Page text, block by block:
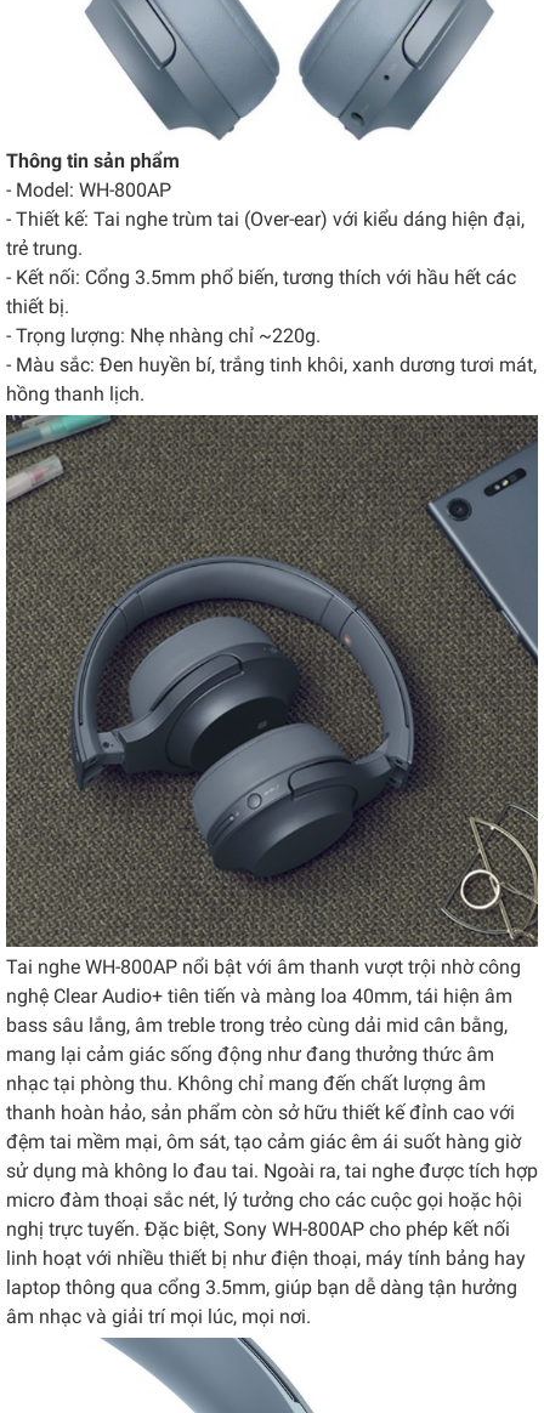
Thông tin sản phẩm
- Model: WH-800AP
- Thiết kế: Tai nghe trùm tai (Over-ear) với kiểu dáng hiện đại,
trẻ trung.
- Kết nối: Cổng 3.5mm phổ biến, tương thích với hầu hết các
thiết bị.
- Trọng lượng: Nhẹ nhàng chỉ ~220g.
- Màu sắc: Đen huyền bí, trắng tinh khôi, xanh dương tươi mát,
hồng thanh lịch.
Tai nghe WH-800AP nổi bật với âm thanh vượt trội nhờ công
nghệ Clear Audio+ tiên tiến và màng loa 40mm, tái hiện âm
bass sâu lắng, âm treble trong trẻo cùng dải mid cân bằng,
mang lại cảm giác sống động như đang thưởng thức âm
nhạc tại phòng thu. Không chỉ mang đến chất lượng âm
thanh hoàn hảo, sản phẩm còn sở hữu thiết kế đỉnh cao với
đệm tai mềm mại, ôm sát, tạo cảm giác êm ái suốt hàng giờ
sử dụng mà không lo đau tai. Ngoài ra, tai nghe được tích hợp
micro đàm thoại sắc nét, lý tưởng cho các cuộc gọi hoặc hội
nghị trực tuyến. Đặc biệt, Sony WH-800AP cho phép kết nối
linh hoạt với nhiều thiết bị như điện thoại, máy tính bảng hay
laptop thông qua cổng 3.5mm, giúp bạn dễ dàng tận hưởng
âm nhạc và giải trí mọi lúc, mọi nơi.